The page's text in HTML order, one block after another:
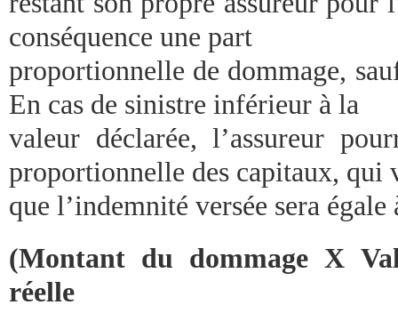
conséquence une part
proportionnelle de dommage,
En cas de sinistre inférieur à la
valeur déclarée, l’assureur
proportionnelle des capitaux, qui
que l’indemnité versée sera égale
(Montant du dommage X
réelle